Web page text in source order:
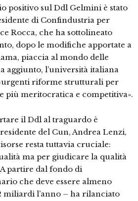
positivo sul Ddl Gelmini è stato
di Confindustria per
Rocca, che ha sottolineato
dopo le modifiche apportate a
piaccia al mondo delle
aggiunto, l’università italiana
riforme strutturali per
più meritocratica e competitiva».
il Ddl al traguardo è
del Cun, Andrea Lenzi,
resta tuttavia cruciale:
ma per giudicare la qualità
partire dal fondo di
che deve essere almeno
miliardi l’anno – ha rilanciato